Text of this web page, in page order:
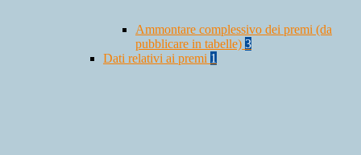
Ammontare complessivo dei premi (da
pubblicare in tabelle) 3
Dati relativi ai premi 1